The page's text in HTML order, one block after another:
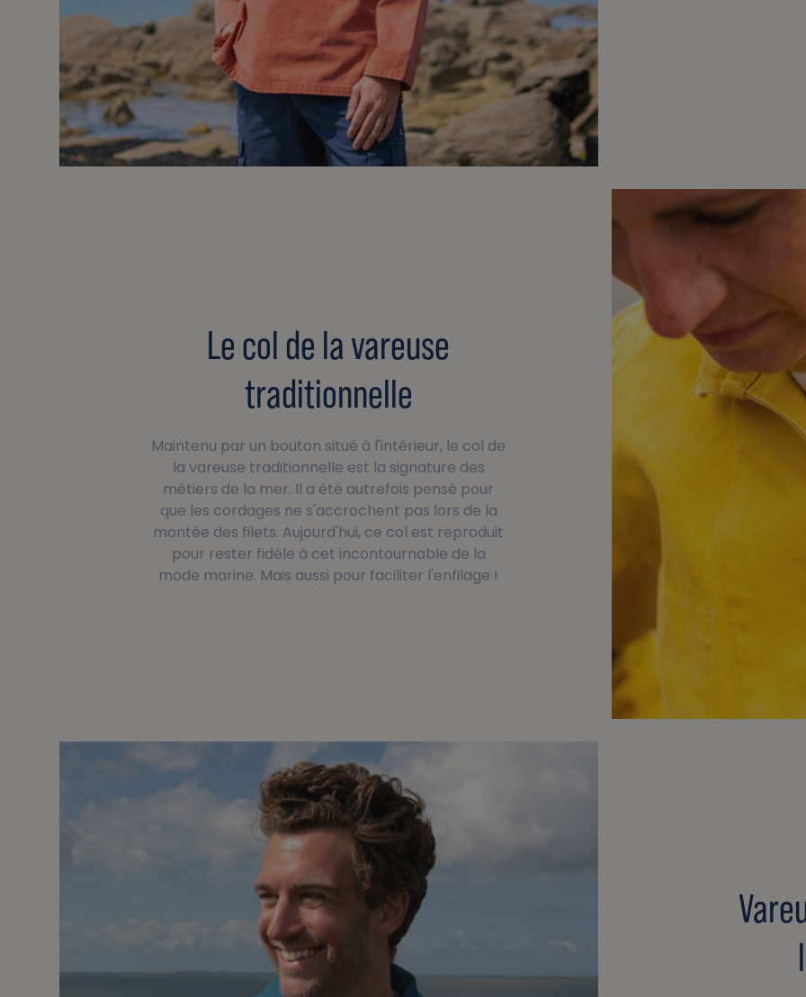
Le col de la vareuse
traditionnelle
Maintenu par un bouton situé à l'intérieur, le col de
la vareuse traditionnelle est la signature des
métiers de la mer. Il a été autrefois pensé pour
que les cordages ne s'accrochent pas lors de la
montée des filets. Aujourd'hui, ce col est reproduit
pour rester fidèle à cet incontournable de la
mode marine. Mais aussi pour faciliter l'enfilage !